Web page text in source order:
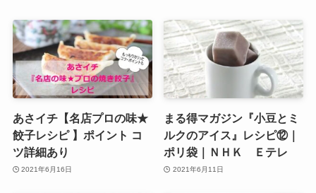
あさイチ【名店プロの味★
餃子レシピ 】ポイント コ
ツ詳細あり
2021年6月16日
まる得マガジン『小豆とミ
ルクのアイス』レシピ⑫｜
ポリ袋｜ＮＨＫ Ｅテレ
2021年6月11日